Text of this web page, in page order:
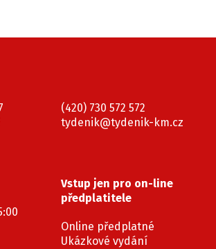
(420) 730 572 572
tydenik@tydenik-km.cz
Vstup jen pro on-line
předplatitele
Online předplatné
Ukázkové vydání